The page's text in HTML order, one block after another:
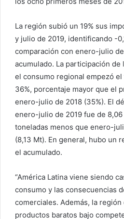
La región subió un 19% sus
y julio de 2019, identificando -
comparación con enero-julio
acumulado. La participación
el consumo regional empezó
36%, porcentaje mayor que el
enero-julio de 2018 (35%). El
enero-julio de 2019 fue de
toneladas menos que enero-
(8,13 Mt). En general, hubo un
el acumulado.
“América Latina viene siendo
consumo y las consecuencias
comerciales. Además, la
productos baratos bajo